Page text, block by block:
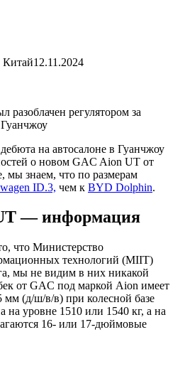
Китай12.11.2024
регулятором за
на автосалоне в Гуанчжоу
о новом GAC Aion UT от
мы знаем, что по размерам
ID.3, чем к BYD Dolphin.
— информация
что Министерство
технологий (MIIT)
мы не видим в них никакой
от GAC под маркой Aion имеет
мм (д/ш/в/в) при колесной базе
на уровне 1510 или 1540 кг, а на
16- или 17-дюймовые